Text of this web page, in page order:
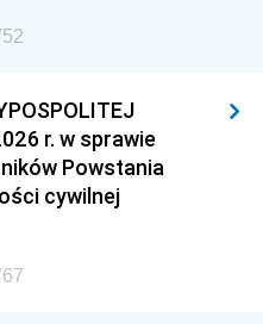
r. w sprawie
Powstania
cywilnej